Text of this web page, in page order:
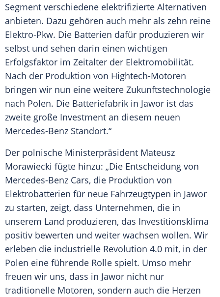
Segment verschiedene elektrifizierte Alternativen
anbieten. Dazu gehören auch mehr als zehn reine
Elektro-Pkw. Die Batterien dafür produzieren wir
selbst und sehen darin einen wichtigen
Erfolgsfaktor im Zeitalter der Elektromobilität.
Nach der Produktion von Hightech-Motoren
bringen wir nun eine weitere Zukunftstechnologie
nach Polen. Die Batteriefabrik in Jawor ist das
zweite große Investment an diesem neuen
Mercedes-Benz Standort.“
Der polnische Ministerpräsident Mateusz
Morawiecki fügte hinzu: „Die Entscheidung von
Mercedes-Benz Cars, die Produktion von
Elektrobatterien für neue Fahrzeugtypen in Jawor
zu starten, zeigt, dass Unternehmen, die in
unserem Land produzieren, das Investitionsklima
positiv bewerten und weiter wachsen wollen. Wir
erleben die industrielle Revolution 4.0 mit, in der
Polen eine führende Rolle spielt. Umso mehr
freuen wir uns, dass in Jawor nicht nur
traditionelle Motoren, sondern auch die Herzen